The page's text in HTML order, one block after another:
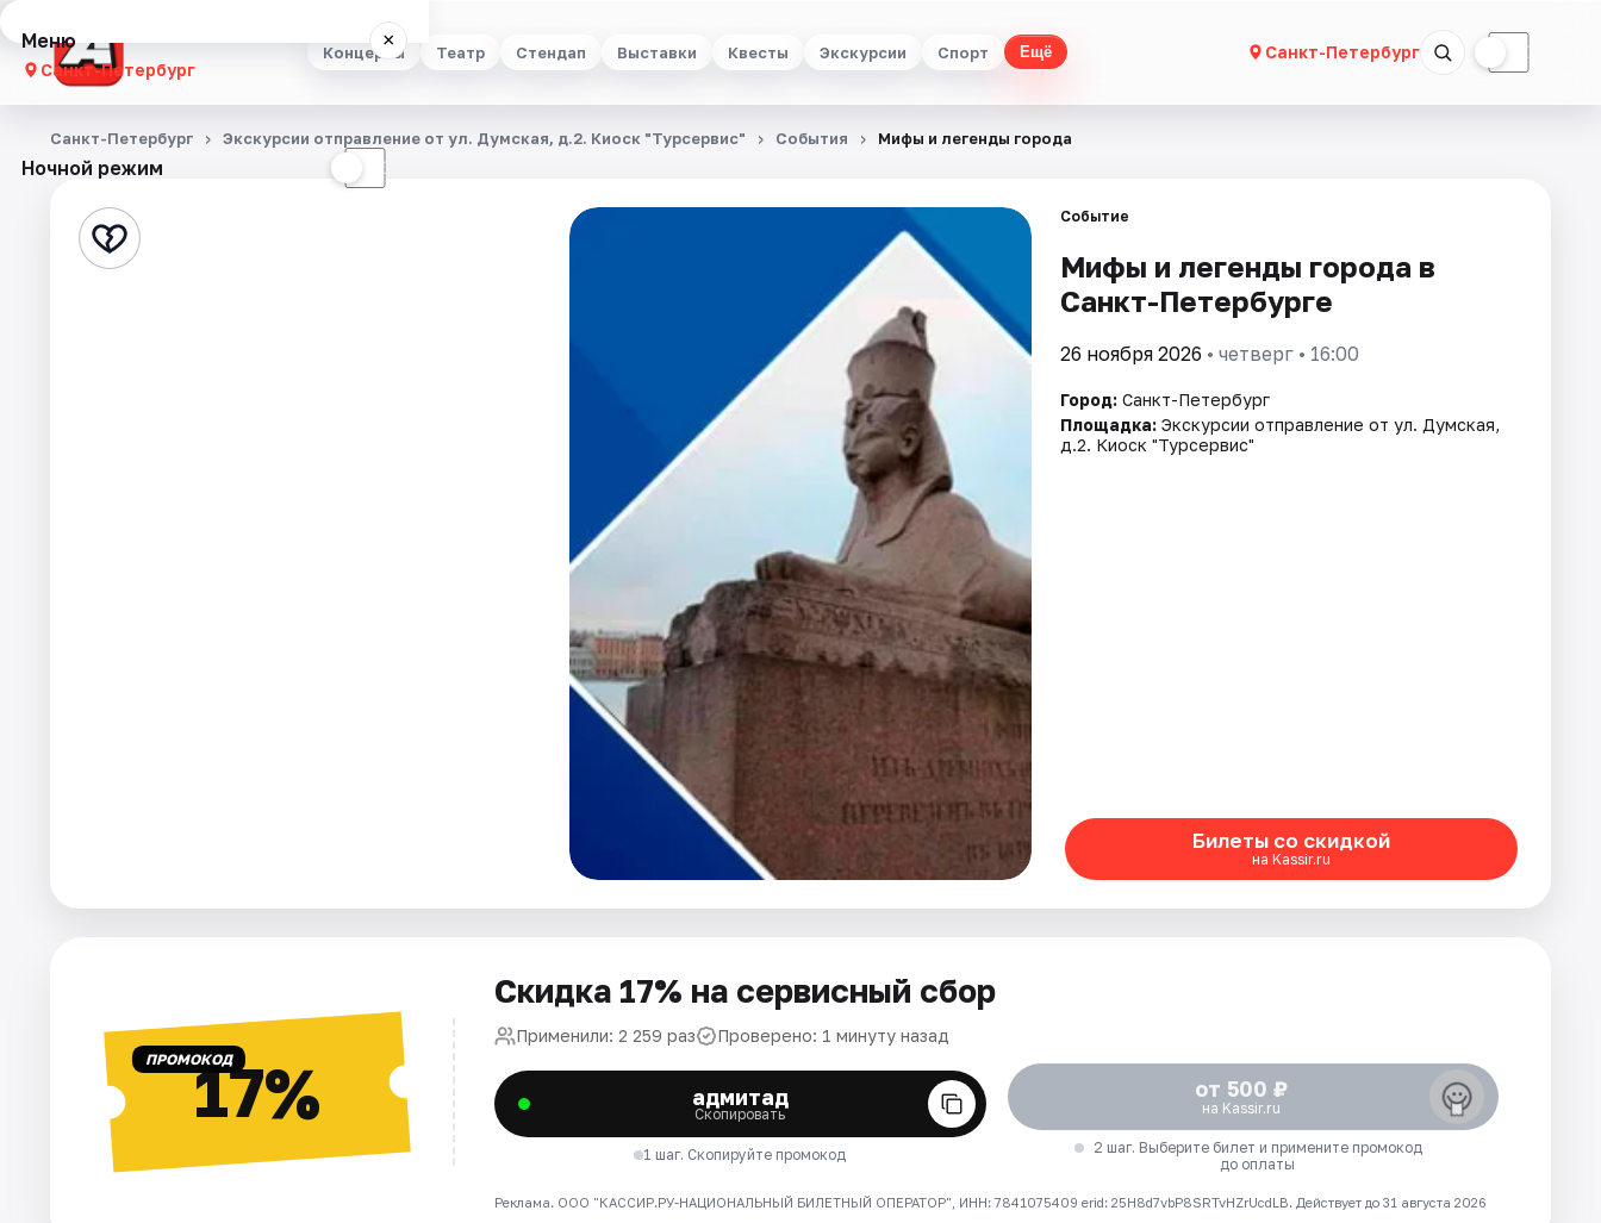
Концерты Театр Стендап Выставки Квесты Экскурсии Спорт Ещё Санкт-Петербург ☾
Меню ×
Санкт-Петербург
Концерты
Стендап
Ночной режим ☾
Санкт-Петербург Экскурсии отправление от ул. Думская, д.2. Киоск "Турсервис" События Мифы и легенды города
Событие
Мифы и легенды города в
Санкт-Петербурге
26 ноября 2026 • четверг • 16:00
Город: Санкт-Петербург
Площадка: Экскурсии отправление от ул. Думская,
д.2. Киоск "Турсервис"
Билеты со скидкой
на Kassir.ru
ПРОМОКОД17%
Скидка 17% на сервисный сбор
Применили: 2 259 раз Проверено: 1 минуту назад
адмитад
Скопировать
1 шаг. Скопируйте промокод
от 500 ₽
на Kassir.ru
2 шаг. Выберите билет и примените промокод
до оплаты
Реклама. ООО "КАССИР.РУ-НАЦИОНАЛЬНЫЙ БИЛЕТНЫЙ ОПЕРАТОР", ИНН: 7841075409 erid: 25H8d7vbP8SRTvHZrUcdLB. Действует до 31 августа 2026